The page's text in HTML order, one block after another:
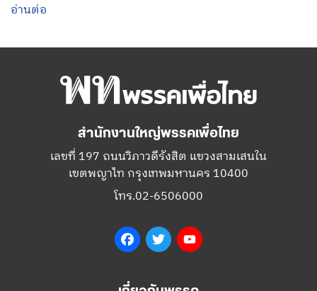
อ่านต่อ
สำนักงานใหญ่พรรคเพื่อไทย
เลขที่ 197 ถนนวิภาวดีรังสิต แขวงสามเสนใน
เขตพญาไท กรุงเทพมหานคร 10400
โทร.02-6506000
FacebookTwitter